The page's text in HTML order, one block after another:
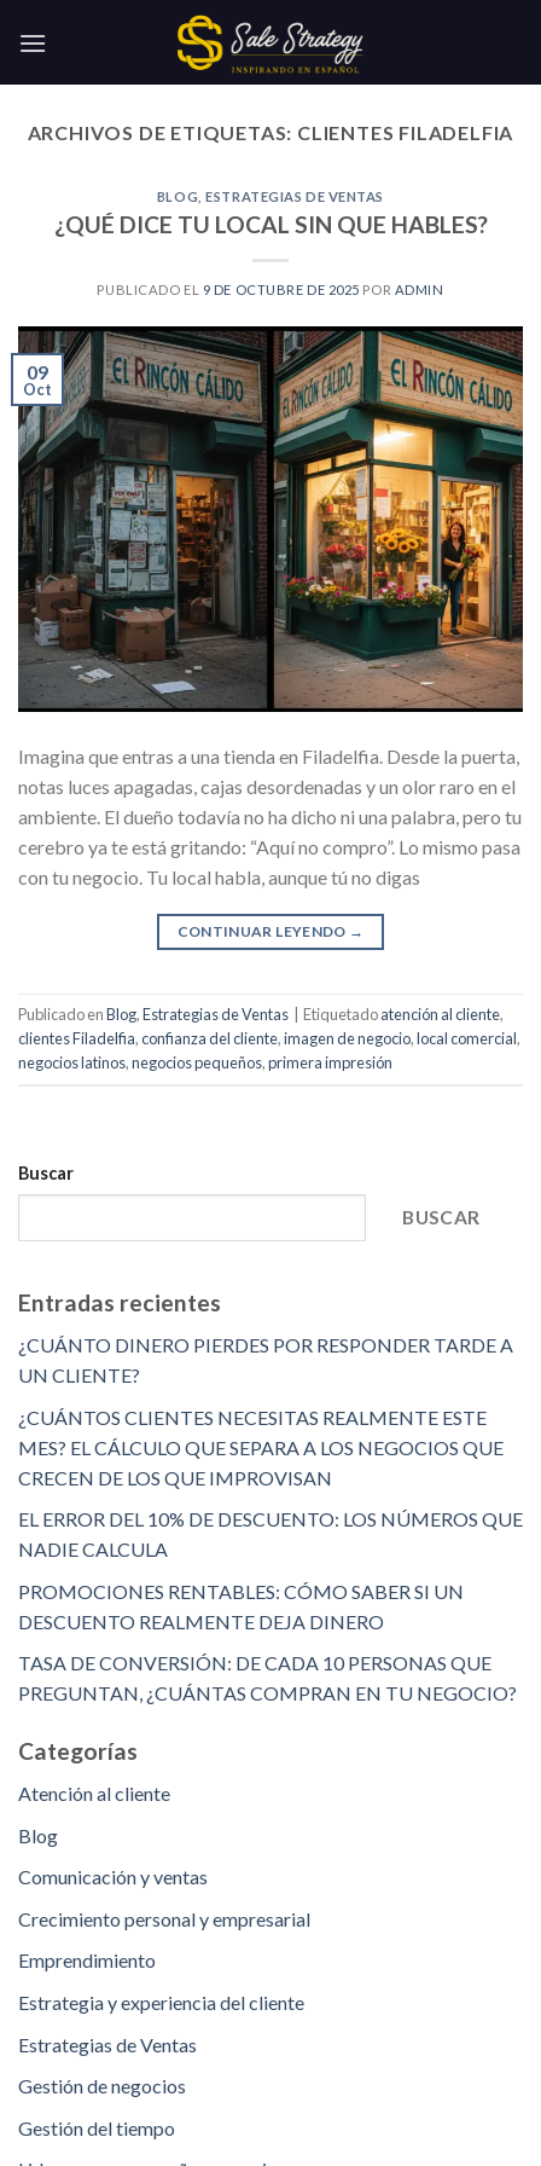
ARCHIVOS DE ETIQUETAS: CLIENTES FILADELFIA
BLOG ,ESTRATEGIAS DE VENTAS
¿QUÉ DICE TU LOCAL SIN QUE HABLES?
PUBLICADO EL 9 DE OCTUBRE DE 2025 POR ADMIN
09
Oct
Imagina que entras a una tienda en Filadelfia. Desde la puerta,
notas luces apagadas, cajas desordenadas y un olor raro en el
ambiente. El dueño todavía no ha dicho ni una palabra, pero tu
cerebro ya te está gritando: “Aquí no compro”. Lo mismo pasa
con tu negocio. Tu local habla, aunque tú no digas
CONTINUAR LEYENDO →
Publicado enBlog,Estrategias de Ventas Etiquetadoatención al cliente,
clientes Filadelfia,confianza del cliente,imagen de negocio,local comercial,
negocios latinos,negocios pequeños,primera impresión
Buscar
BUSCAR
Entradas recientes
¿CUÁNTO DINERO PIERDES POR RESPONDER TARDE A
UN CLIENTE?
¿CUÁNTOS CLIENTES NECESITAS REALMENTE ESTE
MES? EL CÁLCULO QUE SEPARA A LOS NEGOCIOS QUE
CRECEN DE LOS QUE IMPROVISAN
EL ERROR DEL 10% DE DESCUENTO: LOS NÚMEROS QUE
NADIE CALCULA
PROMOCIONES RENTABLES: CÓMO SABER SI UN
DESCUENTO REALMENTE DEJA DINERO
TASA DE CONVERSIÓN: DE CADA 10 PERSONAS QUE
PREGUNTAN, ¿CUÁNTAS COMPRAN EN TU NEGOCIO?
Categorías
Atención al cliente
Blog
Comunicación y ventas
Crecimiento personal y empresarial
Emprendimiento
Estrategia y experiencia del cliente
Estrategias de Ventas
Gestión de negocios
Gestión del tiempo